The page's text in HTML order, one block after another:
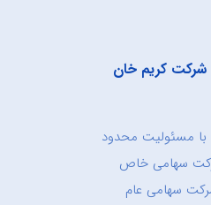
کریم خان
مسئولیت محدود
سهامی خاص
سهامی عام